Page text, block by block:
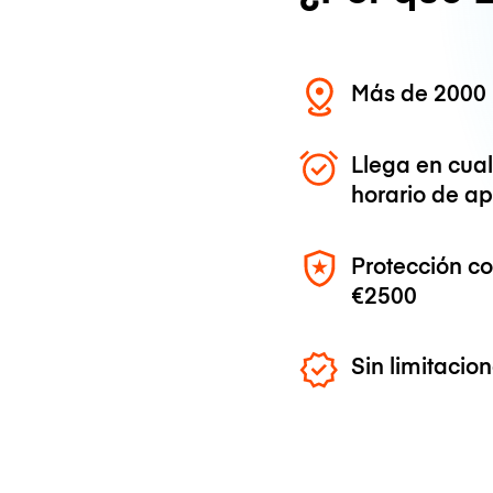
Más de
Llega en
horario de
Protección
€2500
Sin